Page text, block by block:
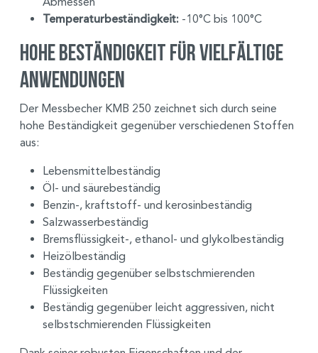
Temperaturbeständigkeit: -10°C bis 100°C
Hohe Beständigkeit für vielfältige
Anwendungen
Der Messbecher KMB 250 zeichnet sich durch seine
hohe Beständigkeit gegenüber verschiedenen Stoffen
aus:
Lebensmittelbeständig
Öl- und säurebeständig
Benzin-, kraftstoff- und kerosinbeständig
Salzwasserbeständig
Bremsflüssigkeit-, ethanol- und glykolbeständig
Heizölbeständig
Beständig gegenüber selbstschmierenden
Flüssigkeiten
Beständig gegenüber leicht aggressiven, nicht
selbstschmierenden Flüssigkeiten